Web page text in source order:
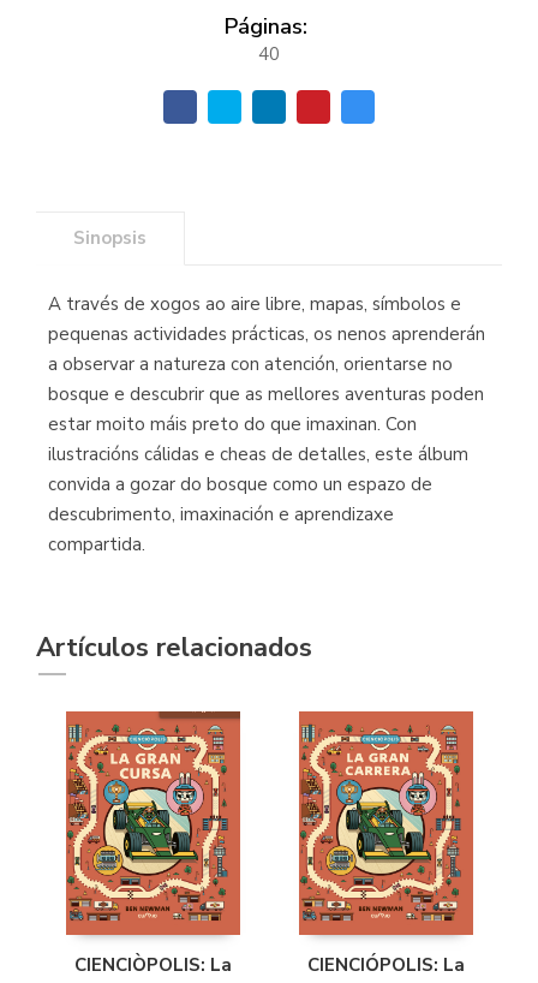
Páginas:
40
Sinopsis
A través de xogos ao aire libre, mapas, símbolos e
pequenas actividades prácticas, os nenos aprenderán
a observar a natureza con atención, orientarse no
bosque e descubrir que as mellores aventuras poden
estar moito máis preto do que imaxinan. Con
ilustracións cálidas e cheas de detalles, este álbum
convida a gozar do bosque como un espazo de
descubrimento, imaxinación e aprendizaxe
compartida.
Artículos relacionados
CIENCIÒPOLIS: La
CIENCIÓPOLIS: La